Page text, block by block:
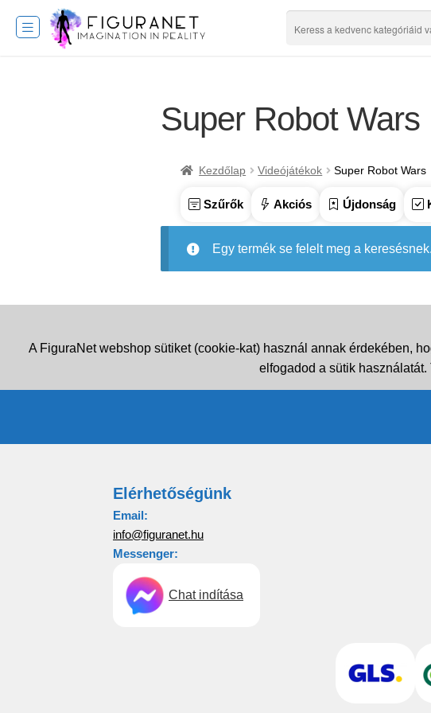
Super Robot Wars
Kezdőlap Videójátékok Super Robot Wars
Szűrők Akciós Újdonság
Egy termék se felelt meg a keresésnek.
A FiguraNet webshop sütiket (cookie-kat) használ annak érdekében,
elfogadod a sütik
Elérhetőségünk
Email:
info@figuranet.hu
Messenger:
Chat indítása